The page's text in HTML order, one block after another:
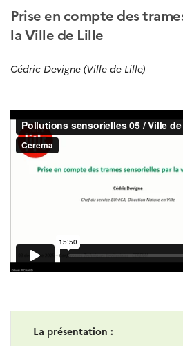
Prise en compte des
la Ville de Lille
Cédric Devigne (Ville de Lille)
La présentation :